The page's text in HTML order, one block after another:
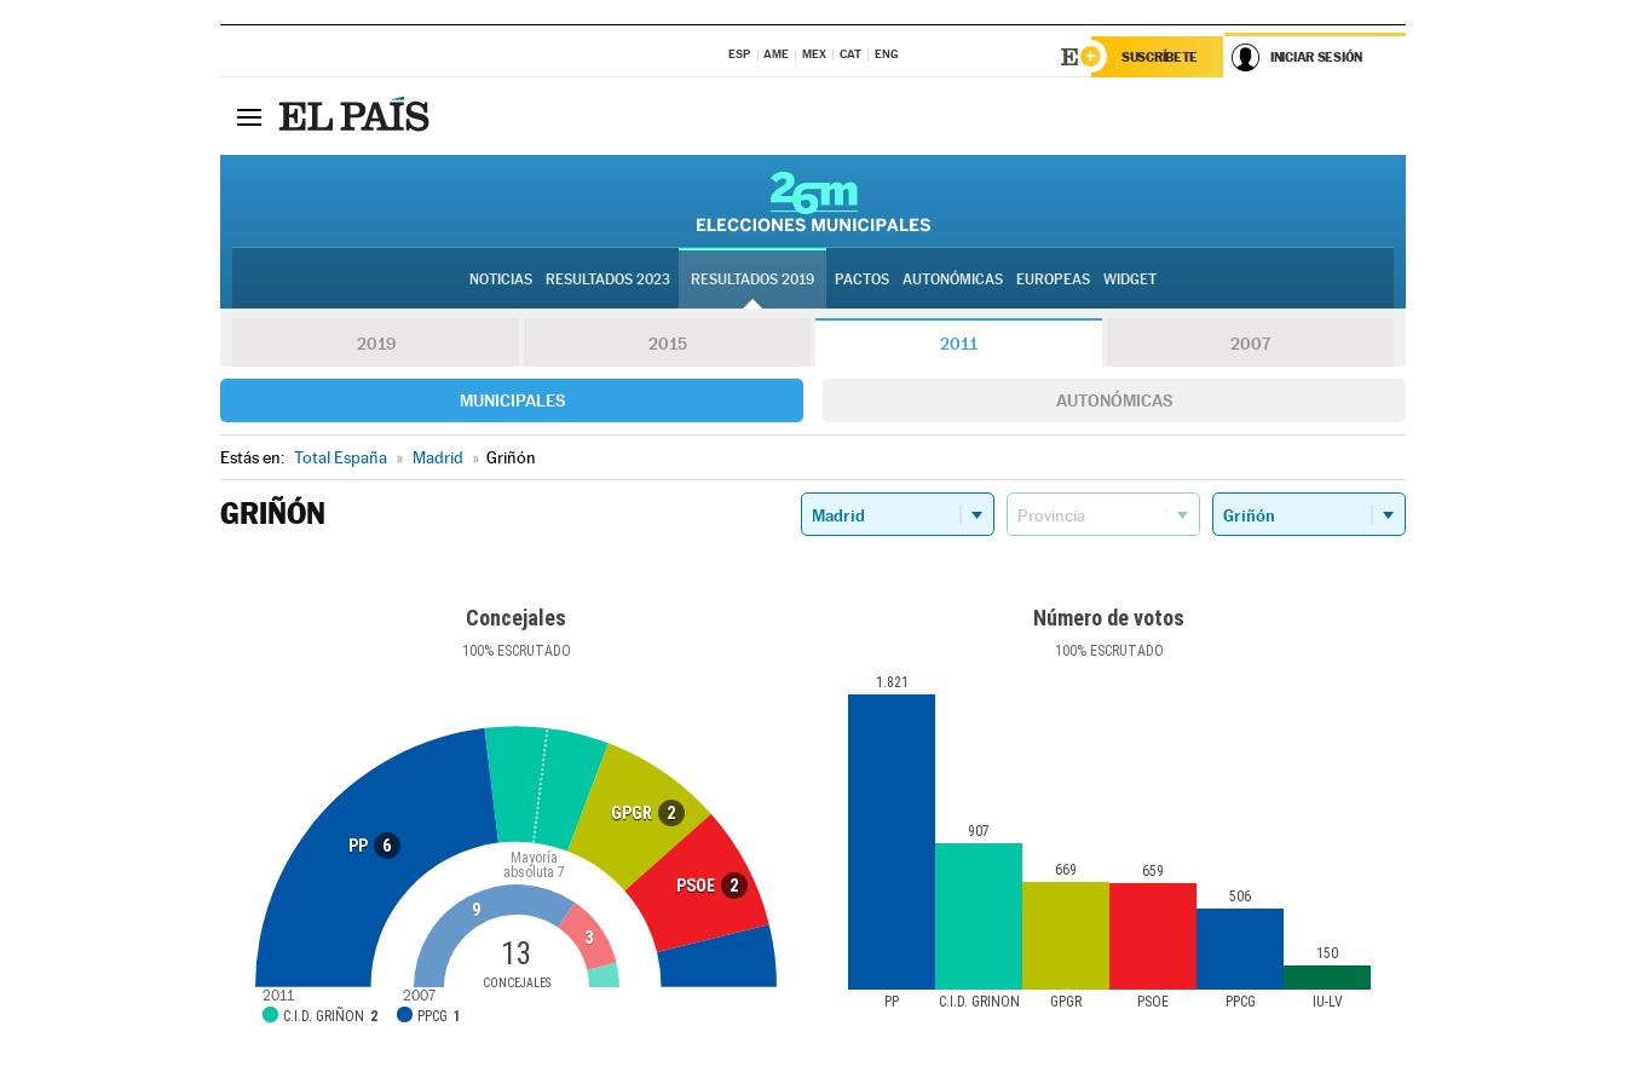
ESP AME MEX CAT ENG SUSCRÍBETE INICIAR SESIÓN
NOTICIAS RESULTADOS 2023 RESULTADOS 2019 PACTOS AUTONÓMICAS EUROPEAS WIDGET
2019 2015 2011 2007
MUNICIPALES AUTONÓMICAS
Estás en: Total España » Madrid » Griñón
GRIÑÓN
Concejales
100%ESCRUTADO
PP 6
GPGR 2
PSOE 2
13
CONCEJALES
Mayoría
absoluta 7
C.I.D. GRIÑON 2 PPCG 1
9
3
2011 2007
Número de votos
100%ESCRUTADO
PP C.I.D. GRIÑON GPGR PSOE PPCG IU-LV
1.821
907
669
659
506
150